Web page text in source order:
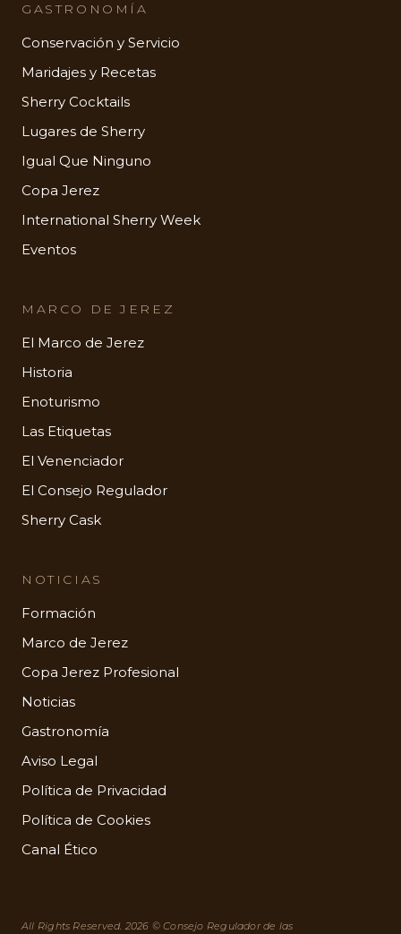
GASTRONOMÍA
Conservación y Servicio
Maridajes y Recetas
Sherry Cocktails
Lugares de Sherry
Igual Que Ninguno
Copa Jerez
International Sherry Week
Eventos
MARCO DE JEREZ
El Marco de Jerez
Historia
Enoturismo
Las Etiquetas
El Venenciador
El Consejo Regulador
Sherry Cask
NOTICIAS
Formación
Marco de Jerez
Copa Jerez Profesional
Noticias
Gastronomía
Aviso Legal
Política de Privacidad
Política de Cookies
Canal Ético
All Rights Reserved. 2026 © Consejo Regulador de las